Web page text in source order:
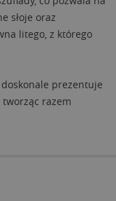
słoje oraz
litego, z którego
prezentuje
tworząc razem